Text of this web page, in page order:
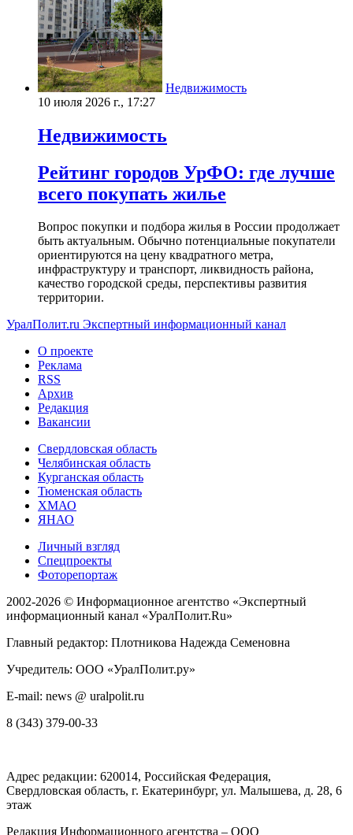
Недвижимость
10 июля 2026 г., 17:27
Недвижимость
Рейтинг городов УрФО: где лучше
всего покупать жилье
Вопрос покупки и подбора жилья в России продолжает
быть актуальным. Обычно потенциальные покупатели
ориентируются на цену квадратного метра,
инфраструктуру и транспорт, ликвидность района,
качество городской среды, перспективы развития
территории.
УралПолит.ru Экспертный информационный канал
О проекте
Реклама
RSS
Архив
Редакция
Вакансии
Свердловская область
Челябинская область
Курганская область
Тюменская область
ХМАО
ЯНАО
Личный взгляд
Спецпроекты
Фоторепортаж
2002-2026 © Информационное агентство «Экспертный
информационный канал «УралПолит.Ru»
Главный редактор: Плотникова Надежда Семеновна
Учредитель: ООО «УралПолит.ру»
E-mail: news @ uralpolit.ru
8 (343) 379-00-33
Адрес редакции: 620014, Российская Федерация,
Свердловская область, г. Екатеринбург, ул. Малышева, д. 28, 6
этаж
Редакция Информационного агентства – ООО